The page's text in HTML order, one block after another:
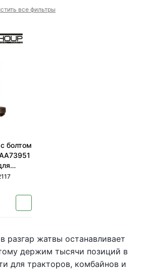
все фильтры
болтом
Deere
разгар жатвы останавливает
держим тысячи позиций в
для тракторов, комбайнов и